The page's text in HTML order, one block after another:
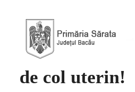
de col uterin!